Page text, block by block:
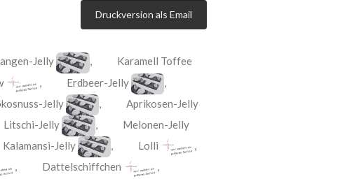
Druckversion als Email
Jelly , Karamell Toffee
, Erdbeer-Jelly
,
Jelly ,Aprikosen-Jelly
Litschi-Jelly , Melonen-Jelly
Kalamansi-Jelly , Lolli
,
, Dattelschiffchen ,